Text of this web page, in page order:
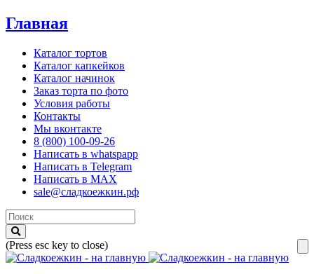
Главная
Каталог тортов
Каталог капкейков
Каталог начинок
Заказ торта по фото
Условия работы
Контакты
Мы вконтакте
8 (800) 100-09-26
Написать в whatspapp
Написать в Telegram
Написать в MAX
sale@сладкоежкин.рф
(Press esc key to close)